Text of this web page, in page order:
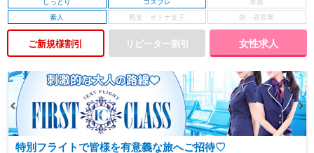
しっとり
コスプレ
素人
ご新規様割引 女性求人
特別フライトで皆様を有意義な旅へご招待♡